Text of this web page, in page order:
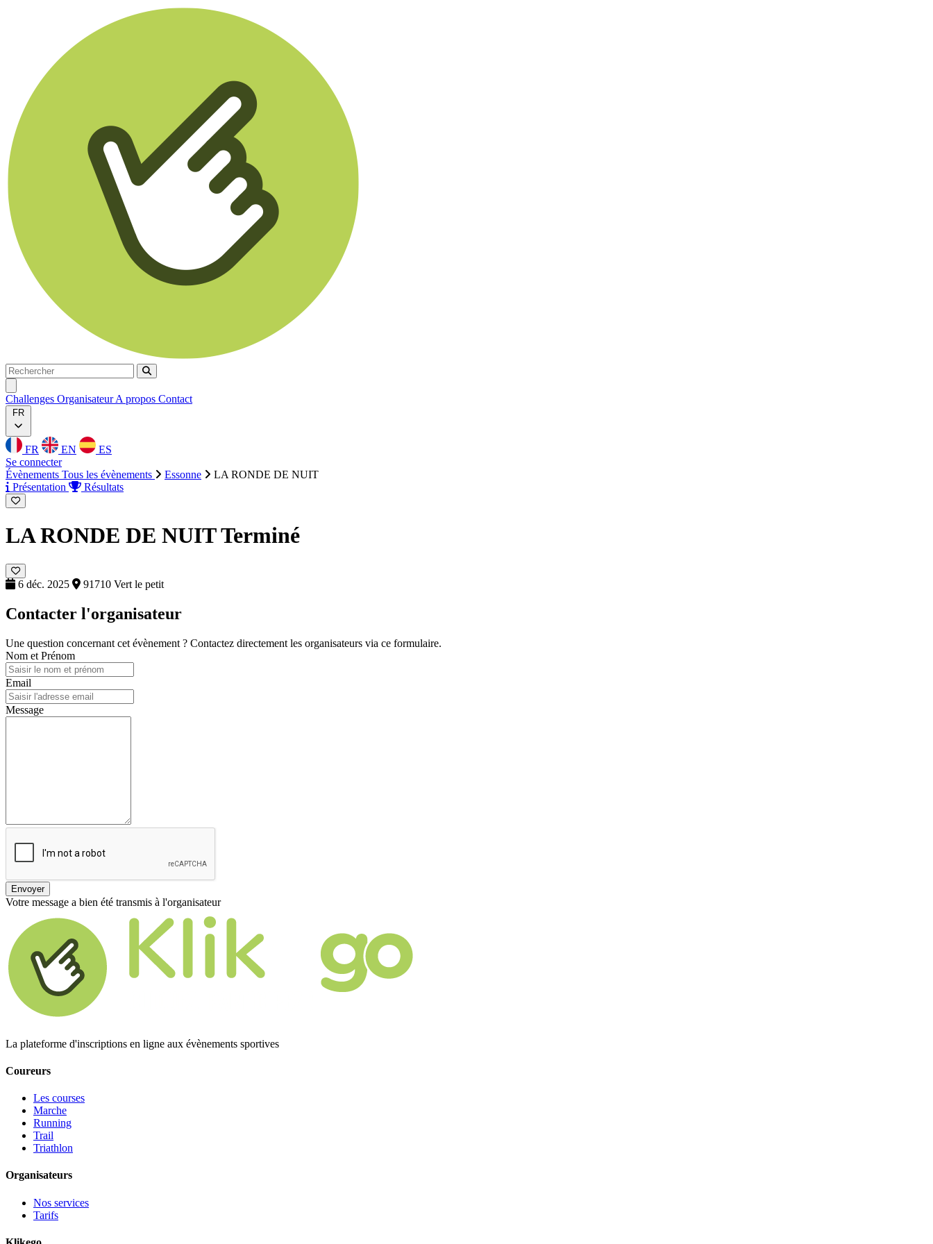
Rechercher
Rechercher
Challenges OrganisateurA propos Contact
FR
FR EN
ES
Se connecter
Évènements Tous les évènements Essonne
LA RONDE DE NUIT
Présentation
Résultats
LA RONDE DE NUITTerminé
6 déc. 2025 91710 Vert le petit
Contacter l'organisateur
Une question concernant cet évènement ? Contactez directement les organisateurs via ce formulaire.
Nom et Prénom
Email
Message
Envoyer
Votre message a bien été transmis à l'organisateur
La plateforme d'inscriptions en ligne aux évènements sportives
Coureurs
Les courses
Marche
Running
Trail
Triathlon
Organisateurs
Nos services
Tarifs